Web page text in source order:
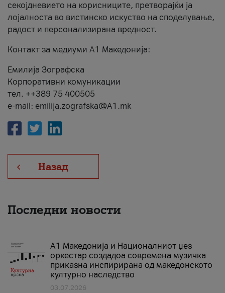
секојдневието на корисниците, претворајќи ја
лојалноста во вистинско искуство на споделување,
радост и персонализирана вредност.
Контакт за медиуми А1 Македонија:
Емилија Зографска
Корпоративни комуникации
тел. ++389 75 400505
e-mail: emilija.zografska@A1.mk
Назад
Последни новости
А1 Македонија и Националниот џез
оркестар создадоа современа музичка
приказна инспирирана од македонското
културно наследство
03.07.2026